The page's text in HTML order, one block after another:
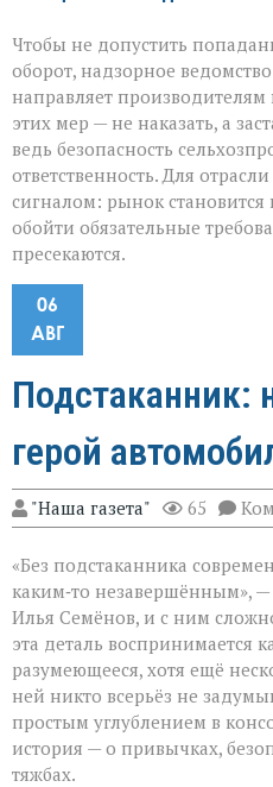
Чтобы не допустить
оборот, надзорное
направляет
этих мер — не наказать, а
ведь безопасность
ответственность. Для
сигналом: рынок
обойти обязательные
пресекаются.
06
АВГ
Подстаканник:
герой
"Наша газета" 65
«Без подстаканника
каким‑то незавершённым», —
Илья Семёнов, и с ним
эта деталь воспринимается
разумеющееся, хотя ещё
ней никто всерьёз не
простым углублением в
история — о привычках,
тяжбах.